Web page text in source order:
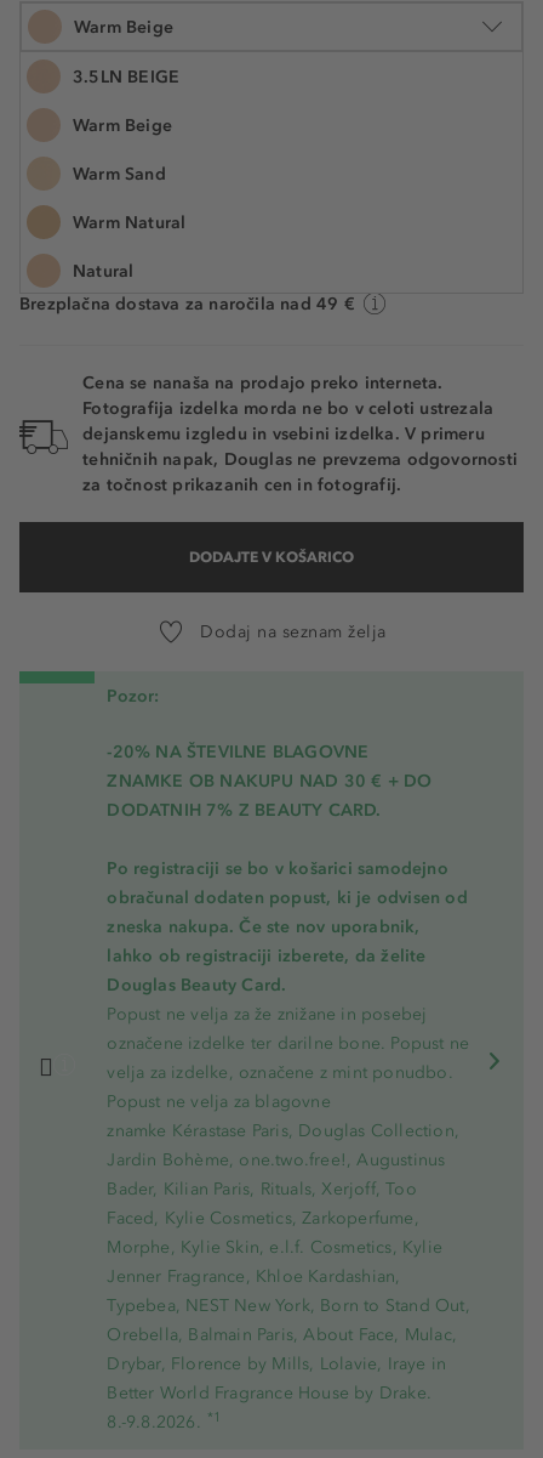
Warm Beige
3.5LN BEIGE
Warm Beige
Warm Sand
Warm Natural
Natural
13 ml
Na voljo. Dostava: 2 do 5 delovnih dni
Brezplačna dostava za naročila nad 49 €
Cena se nanaša na prodajo preko interneta.
Fotografija izdelka morda ne bo v celoti ustrezala
dejanskemu izgledu in vsebini izdelka. V primeru
tehničnih napak, Douglas ne prevzema odgovornosti
za točnost prikazanih cen in fotografij.
DODAJTE V KOŠARICO
Dodaj na seznam želja
Pozor:
-20% NA ŠTEVILNE BLAGOVNE
ZNAMKE OB NAKUPU NAD 30 € + DO
DODATNIH 7% Z BEAUTY CARD.
Po registraciji se bo v košarici samodejno
obračunal dodaten popust, ki je odvisen od
zneska nakupa. Če ste nov uporabnik,
lahko ob registraciji izberete, da želite
Douglas Beauty Card.
Popust ne velja za že znižane in posebej
označene izdelke ter darilne bone. Popust ne
velja za izdelke, označene z mint ponudbo.
Popust ne velja za blagovne
znamke Kérastase Paris, Douglas Collection,
Jardin Bohème, one.two.free!, Augustinus
Bader, Kilian Paris, Rituals, Xerjoff, Too
Faced, Kylie Cosmetics, Zarkoperfume,
Morphe, Kylie Skin, e.l.f. Cosmetics, Kylie
Jenner Fragrance, Khloe Kardashian,
Typebea, NEST New York, Born to Stand Out,
Orebella, Balmain Paris, About Face, Mulac,
Drybar, Florence by Mills, Lolavie, Iraye in
Better World Fragrance House by Drake.
8.-9.8.2026. *1